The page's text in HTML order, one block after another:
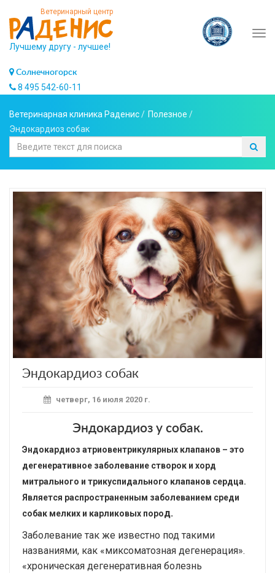
Ветеринарный центр
Лучшему другу - лучшее!
Солнечногорск
8 495 542-60-11
Ветеринарная клиника Раденис/ Полезное /
Эндокардиоз собак
Эндокардиоз собак
четверг, 16 июля 2020 г.
Эндокардиоз у собак.
Эндокардиоз атриовентрикулярных клапанов – это
дегенеративное заболевание створок и хорд
митрального и трикуспидального клапанов сердца.
Является распространенным заболеванием среди
собак мелких и карликовых пород.
Заболевание так же известно под такими
названиями, как «миксоматозная дегенерация».
«хроническая дегенеративная болезнь